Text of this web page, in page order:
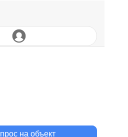
на объект